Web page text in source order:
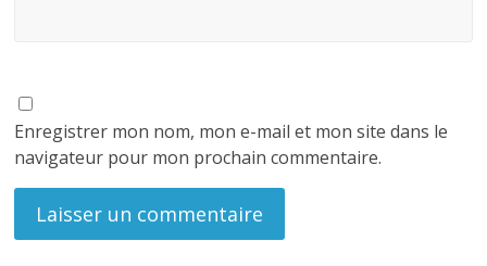
Enregistrer mon nom, mon e-mail et mon site dans le
navigateur pour mon prochain commentaire.